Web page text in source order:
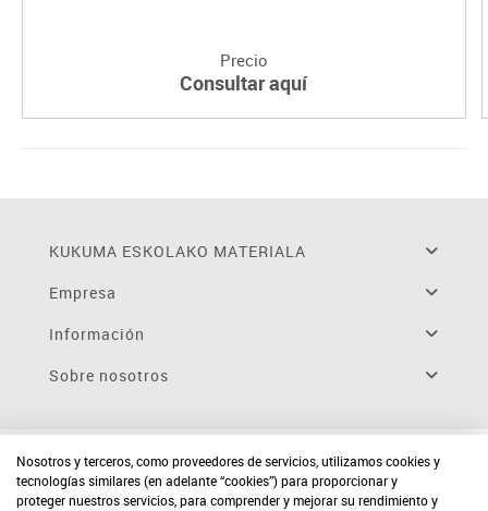
Precio
Consultar aquí
KUKUMA ESKOLAKO MATERIALA
Empresa
Información
Sobre nosotros
Nosotros y terceros, como proveedores de servicios, utilizamos cookies y
tecnologías similares (en adelante “cookies”) para proporcionar y
proteger nuestros servicios, para comprender y mejorar su rendimiento y